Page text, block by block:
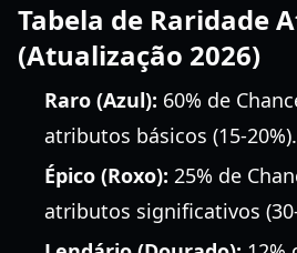
Tabela de Raridade
(Atualização 2026)
Raro (Azul): 60% de
atributos básicos (15-20%).
Épico (Roxo): 25% de
atributos significativos